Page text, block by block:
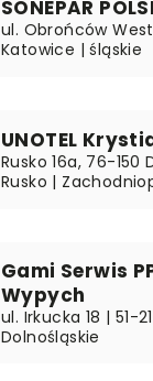
SONEPAR
ul. Obrońców
Katowice | śląskie
UNOTEL
Rusko 16a, 76-150
Rusko |
Gami Serwis
Wypych
ul. Irkucka 18 | 51-
Dolnośląskie